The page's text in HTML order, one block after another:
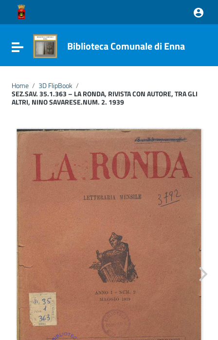
Vai ai contenuti
Vai al menu di navigazione
Vai al footer
Attiva / disattiva la navigazione
Biblioteca Comunale di Enna
Home / 3D FlipBook /
SEZ.SAV. 35.1.363 – LA RONDA, RIVISTA CON AUTORE, TRA GLI
ALTRI, NINO SAVARESE.NUM. 2. 1939